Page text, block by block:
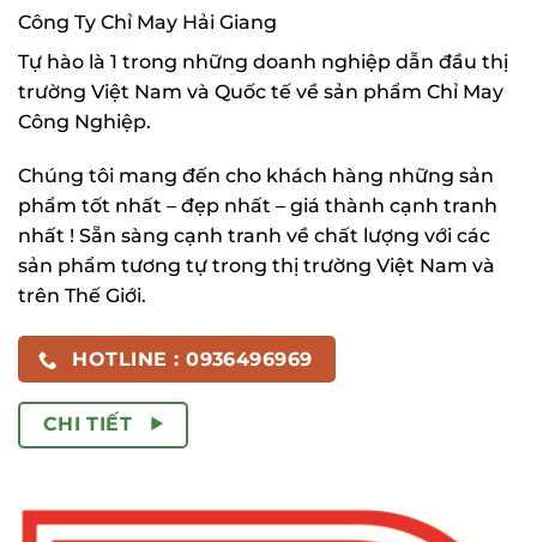
Công Ty Chỉ May Hải Giang
Tự hào là 1 trong những doanh nghiệp dẫn đầu thị
trường Việt Nam và Quốc tế về sản phẩm Chỉ May
Công Nghiệp.
Chúng tôi mang đến cho khách hàng những sản
phẩm tốt nhất – đẹp nhất – giá thành cạnh tranh
nhất ! Sẵn sàng cạnh tranh về chất lượng với các
sản phẩm tương tự trong thị trường Việt Nam và
trên Thế Giới.
HOTLINE : 0936496969
CHI TIẾT